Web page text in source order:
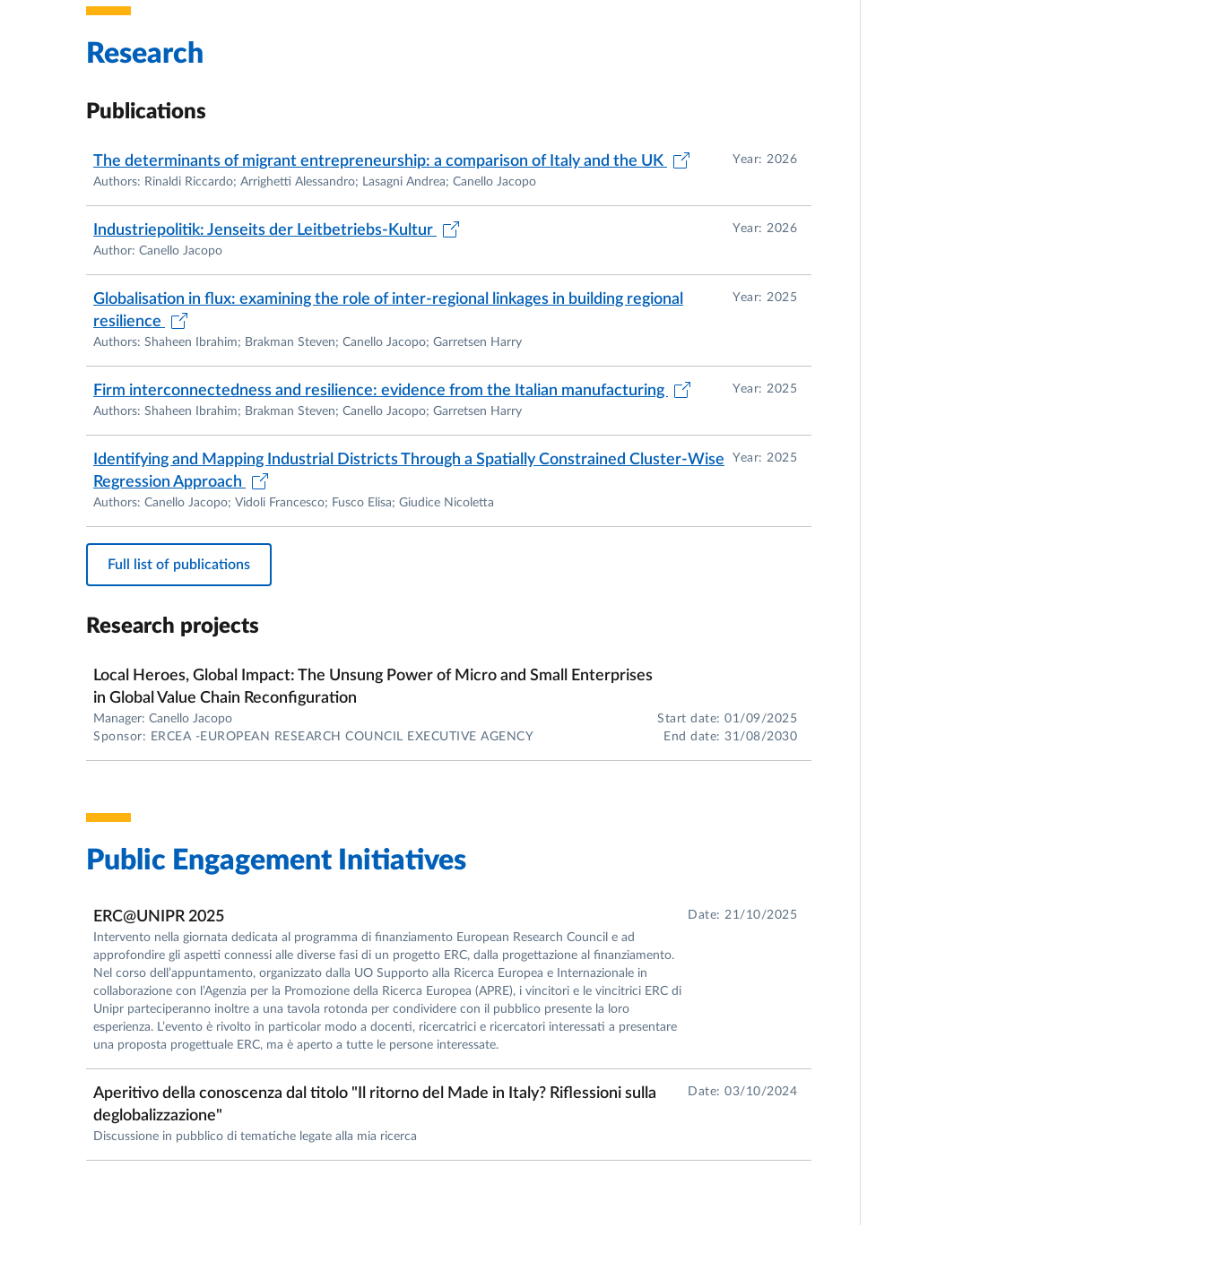
Research
Publications
The determinants of migrant entrepreneurship: a comparison of Italy and the UK
Authors: Rinaldi Riccardo; Arrighetti Alessandro; Lasagni Andrea; Canello Jacopo
Year: 2026
Industriepolitik: Jenseits der Leitbetriebs-Kultur
Author: Canello Jacopo
Year: 2026
Globalisation in flux: examining the role of inter-regional linkages in building regional
resilience
Authors: Shaheen Ibrahim; Brakman Steven; Canello Jacopo; Garretsen Harry
Year: 2025
Firm interconnectedness and resilience: evidence from the Italian manufacturing
Authors: Shaheen Ibrahim; Brakman Steven; Canello Jacopo; Garretsen Harry
Year: 2025
Identifying and Mapping Industrial Districts Through a Spatially Constrained Cluster‐Wise
Regression Approach
Authors: Canello Jacopo; Vidoli Francesco; Fusco Elisa; Giudice Nicoletta
Year: 2025
Full list of publications
Research projects
Local Heroes, Global Impact: The Unsung Power of Micro and Small Enterprises
in Global Value Chain Reconfiguration
Manager: Canello Jacopo
Sponsor: ERCEA -EUROPEAN RESEARCH COUNCIL EXECUTIVE AGENCY
Start date: 01/09/2025
End date: 31/08/2030
Public Engagement Initiatives
ERC@UNIPR 2025
Intervento nella giornata dedicata al programma di finanziamento European Research Council e ad
approfondire gli aspetti connessi alle diverse fasi di un progetto ERC, dalla progettazione al finanziamento.
Nel corso dell’appuntamento, organizzato dalla UO Supporto alla Ricerca Europea e Internazionale in
collaborazione con l’Agenzia per la Promozione della Ricerca Europea (APRE), i vincitori e le vincitrici ERC di
Unipr parteciperanno inoltre a una tavola rotonda per condividere con il pubblico presente la loro
esperienza. L’evento è rivolto in particolar modo a docenti, ricercatrici e ricercatori interessati a presentare
una proposta progettuale ERC, ma è aperto a tutte le persone interessate.
Date: 21/10/2025
Aperitivo della conoscenza dal titolo "Il ritorno del Made in Italy? Riflessioni sulla
deglobalizzazione"
Discussione in pubblico di tematiche legate alla mia ricerca
Date: 03/10/2024